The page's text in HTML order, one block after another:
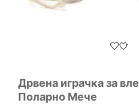
Дрвена играчка за
Поларно Мече